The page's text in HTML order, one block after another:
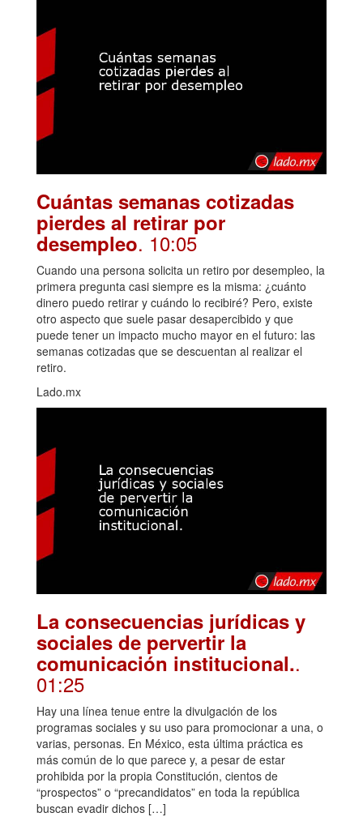
Cuántas semanas cotizadas
pierdes al retirar por
desempleo. 10:05
Cuando una persona solicita un retiro por desempleo, la
primera pregunta casi siempre es la misma: ¿cuánto
dinero puedo retirar y cuándo lo recibiré? Pero, existe
otro aspecto que suele pasar desapercibido y que
puede tener un impacto mucho mayor en el futuro: las
semanas cotizadas que se descuentan al realizar el
retiro.
Lado.mx
La consecuencias jurídicas y
sociales de pervertir la
comunicación institucional..
01:25
Hay una línea tenue entre la divulgación de los
programas sociales y su uso para promocionar a una, o
varias, personas. En México, esta última práctica es
más común de lo que parece y, a pesar de estar
prohibida por la propia Constitución, cientos de
“prospectos” o “precandidatos” en toda la república
buscan evadir dichos […]